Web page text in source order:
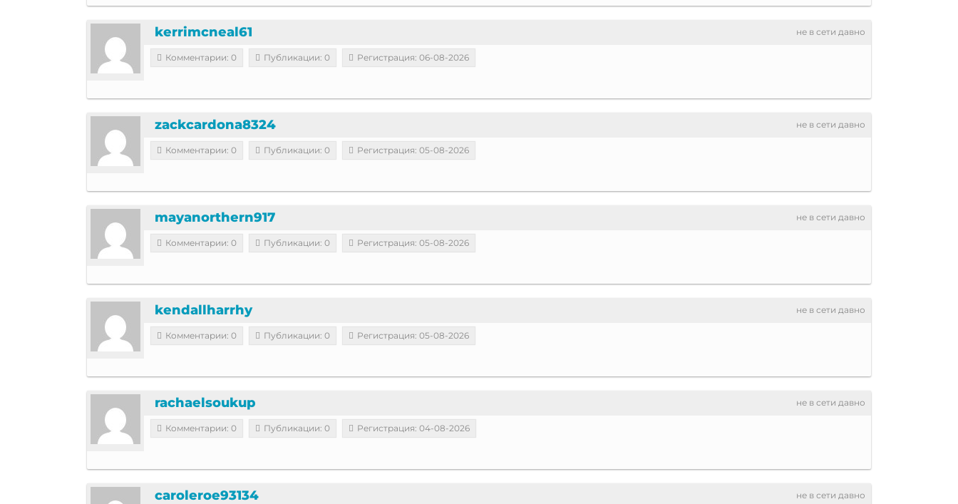
не в сети давно
kerrimcneal61
Комментарии: 0 Публикации: 0 Регистрация: 06-08-2026
не в сети давно
zackcardona8324
Комментарии: 0 Публикации: 0 Регистрация: 05-08-2026
не в сети давно
mayanorthern917
Комментарии: 0 Публикации: 0 Регистрация: 05-08-2026
не в сети давно
kendallharrhy
Комментарии: 0 Публикации: 0 Регистрация: 05-08-2026
не в сети давно
rachaelsoukup
Комментарии: 0 Публикации: 0 Регистрация: 04-08-2026
не в сети давно
caroleroe93134